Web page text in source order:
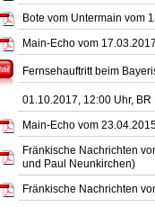
Bote vom Untermain vom
Main-Echo vom
Fernsehauftritt beim
01.10.2017, 12:00 Uhr,
Main-Echo vom
Fränkische Nachrichten
und Paul Neunkirchen)
Fränkische Nachrichten